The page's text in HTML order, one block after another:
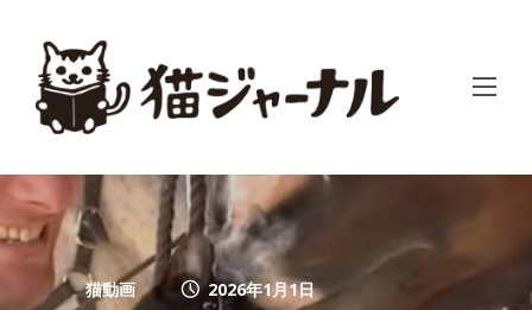
猫動画 2026年1月1日